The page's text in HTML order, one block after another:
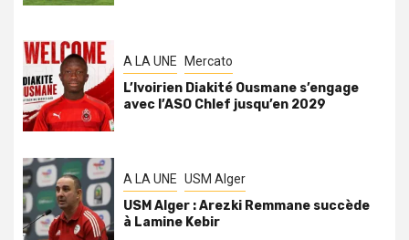
A LA UNE Mercato
L’Ivoirien Diakité Ousmane s’engage
avec l’ASO Chlef jusqu’en 2029
A LA UNE USM Alger
USM Alger : Arezki Remmane succède
à Lamine Kebir